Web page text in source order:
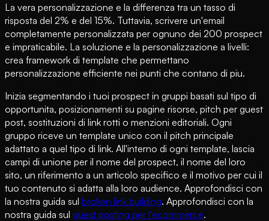
La vera personalizzazione e la differenza tra un tasso di
risposta del 2% e del 15%. Tuttavia, scrivere un'email
completamente personalizzata per ognuno dei 200 prospect
e impraticabile. La soluzione e la personalizzazione a livelli:
crea framework di template che permettano
personalizzazione efficiente nei punti che contano di piu.
Inizia segmentando i tuoi prospect in gruppi basati sul tipo di
opportunita, posizionamenti su pagine risorse, pitch per guest
post, sostituzioni di link rotti o menzioni editoriali. Ogni
gruppo riceve un template unico con il pitch principale
adattato a quel tipo di link. All'interno di ogni template, lascia
campi di unione per il nome del prospect, il nome del loro
sito, un riferimento a un articolo specifico e il motivo per cui il
tuo contenuto si adatta alla loro audience. Approfondisci con
la nostra guida sul broken link building. Approfondisci con la
nostra guida sul guest posting per l'ecommerce.